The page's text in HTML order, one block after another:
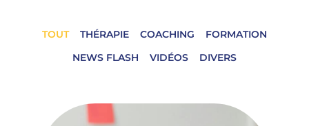
THÉRAPIE COACHING
FORMATION
NEWS FLASH
VIDÉOS DIVERS
TOUT